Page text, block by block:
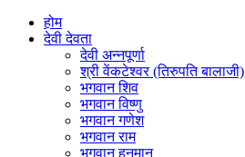
होम
देवी देवता
देवी अन्नपूर्णा
श्री वेंकटेश्वर (तिरुपति बालाजी)
भगवान शिव
भगवान विष्णु
भगवान गणेश
भगवान राम
भगवान हनुमान